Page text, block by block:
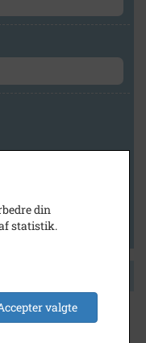
din
statistik.
valgte